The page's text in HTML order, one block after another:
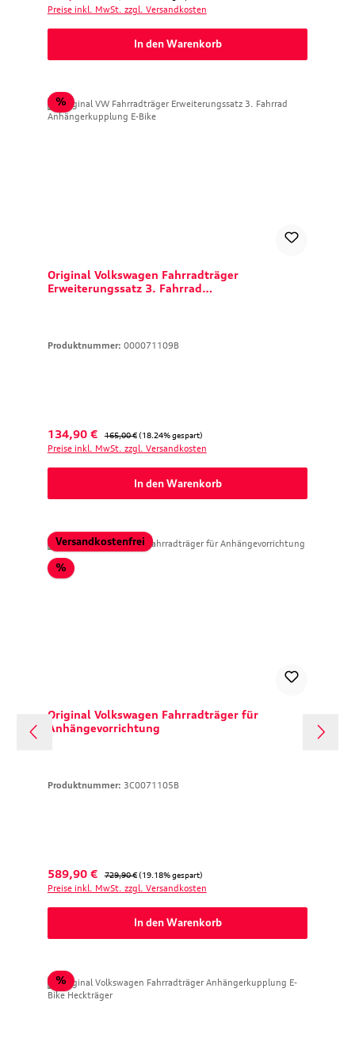
Preise inkl. MwSt. zzgl. Versandkosten
In den Warenkorb
%Rabatt
Original Volkswagen Fahrradträger
Erweiterungssatz 3. Fahrrad
Produktnummer: 000071109B
Verkaufspreis:
134,90 € Regulärer Preis:
165,00 € (18.24% gespart)
Preise inkl. MwSt. zzgl. Versandkosten
In den Warenkorb
Versandkostenfrei
%Rabatt
Original Volkswagen Fahrradträger für
Anhängevorrichtung
Produktnummer: 3C0071105B
Verkaufspreis:
589,90 € Regulärer Preis:
729,90 € (19.18% gespart)
Preise inkl. MwSt. zzgl. Versandkosten
In den Warenkorb
%Rabatt